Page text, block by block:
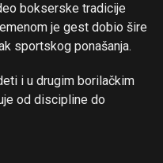
bokserske tradicije
je gest dobio šire
sportskog ponašanja.
i u drugim borilačkim
od discipline do